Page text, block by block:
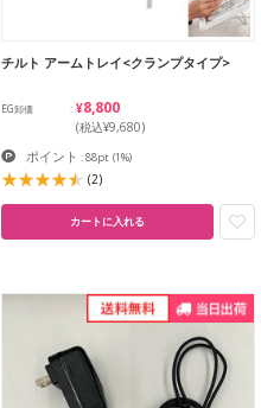
チルト アームトレイ<クランプタイプ>
EG卸価 ¥8,800
(税込¥9,680)
ポイント : 88pt (1%)
(2)
カートに入れる